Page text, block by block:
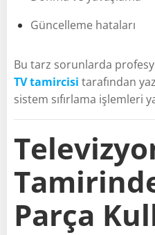
Güncelleme hataları
Bu tarz sorunlarda
TV tamircisi tarafından
sistem sıfırlama işlemleri
Parça